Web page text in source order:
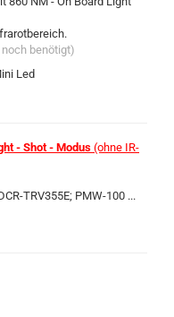
benötigt)
Led
- Shot - Modus(ohne IR-
TRV355E; PMW-100 ...